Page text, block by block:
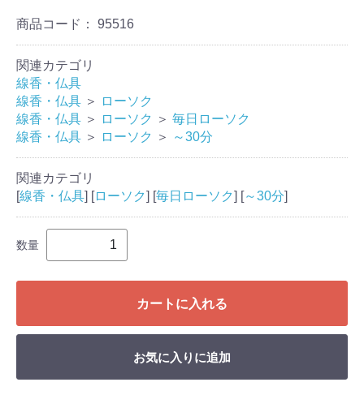
商品コード： 95516
関連カテゴリ
線香・仏具
線香・仏具 ＞
ローソク
線香・仏具 ＞ ローソク ＞ 毎日ローソク
線香・仏具 ＞ ローソク ＞ ～30分
関連カテゴリ
[線香・仏具] [ローソク] [毎日ローソク] [～30分]
数量
カートに入れる
お気に入りに追加